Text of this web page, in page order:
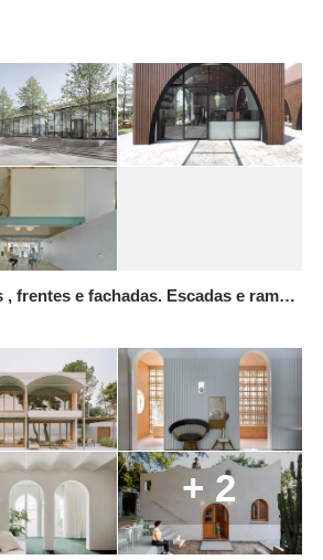
Entradas , frentes e fachadas. Escadas e rampas
+ 2